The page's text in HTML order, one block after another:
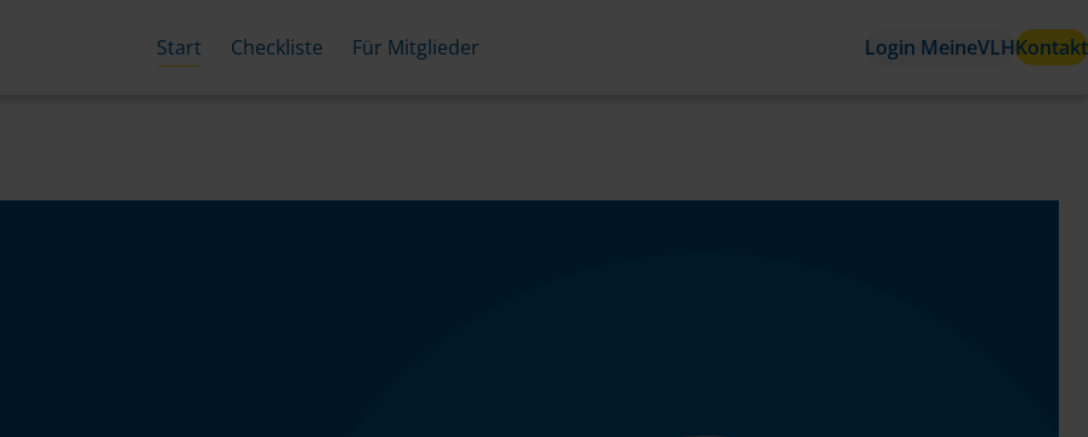
Start Checkliste Für Mitglieder Login MeineVLHKontakt